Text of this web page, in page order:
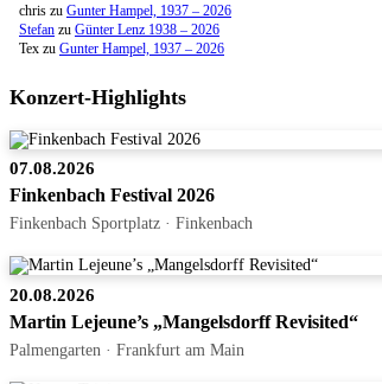
chris zu Gunter Hampel, 1937 – 2026
Stefan zu Günter Lenz 1938 – 2026
Tex zu Gunter Hampel, 1937 – 2026
Konzert-Highlights
07.08.2026
Finkenbach Festival 2026
Finkenbach Sportplatz · Finkenbach
20.08.2026
Martin Lejeune’s „Mangelsdorff Revisited“
Palmengarten · Frankfurt am Main